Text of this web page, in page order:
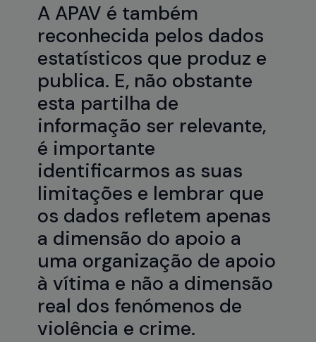
A APAV é também
reconhecida pelos dados
estatísticos que produz e
publica. E, não obstante
esta partilha de
informação ser relevante,
é importante
identificarmos as suas
limitações e lembrar que
os dados refletem apenas
a dimensão do apoio a
uma organização de apoio
à vítima e não a dimensão
real dos fenómenos de
violência e crime.